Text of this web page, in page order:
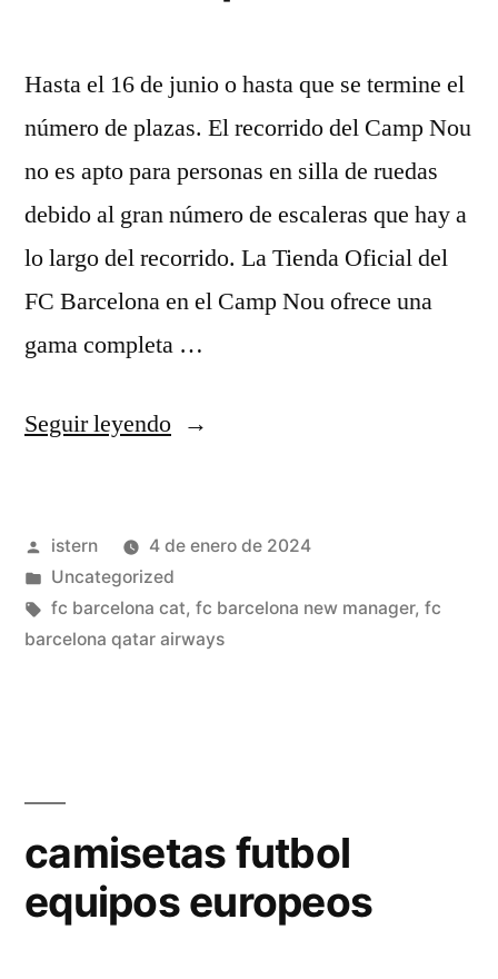
Hasta el 16 de junio o hasta que se termine el
número de plazas. El recorrido del Camp Nou
no es apto para personas en silla de ruedas
debido al gran número de escaleras que hay a
lo largo del recorrido. La Tienda Oficial del
FC Barcelona en el Camp Nou ofrece una
gama completa …
Seguir leyendo«camisetas
baratas
replicas»
Publicado
por
istern
4 de enero de 2024
Publicado
en
Uncategorized
Etiquetas:
fc barcelona cat, fc barcelona new manager, fc
barcelona qatar airways
camisetas futbol
equipos europeos